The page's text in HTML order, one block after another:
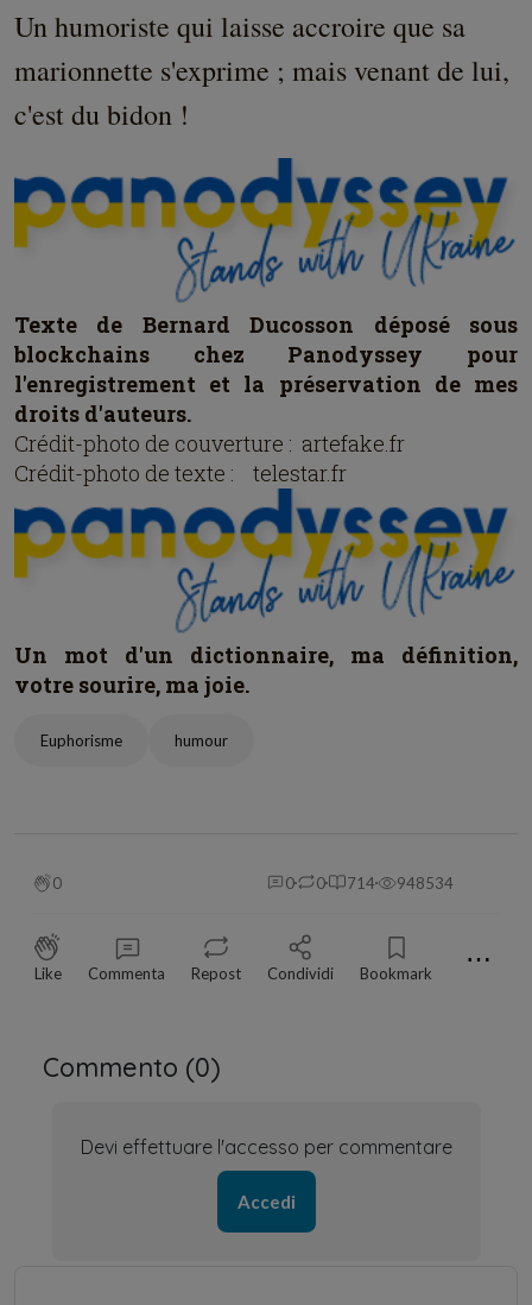
Un humoriste qui laisse accroire que sa
marionnette s'exprime ; mais venant de lui,
c'est du bidon !
Texte de Bernard Ducosson déposé sous
blockchains chez Panodyssey pour
l'enregistrement et la préservation de mes
droits d'auteurs.
Crédit-photo de couverture : artefake.fr
Crédit-photo de texte :
telestar.fr
Un mot d'un dictionnaire, ma définition,
votre sourire, ma joie.
Euphorisme humour
0 0 0 714 948534
Like Commenta Repost Condividi Bookmark ⋯
Commento (0)
Devi effettuare l'accesso per commentare
Accedi